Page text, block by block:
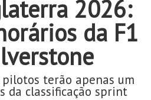
2026:
da F1
terão apenas um
da classificação sprint